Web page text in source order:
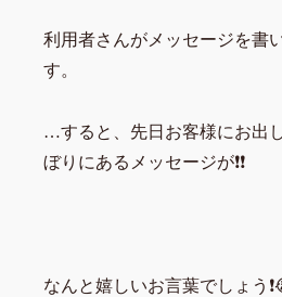
利用者さんがメッセージを書
す。
…すると、先日お客様にお出
ぼりにあるメッセージが❗❗
なんと嬉しいお言葉でしょう